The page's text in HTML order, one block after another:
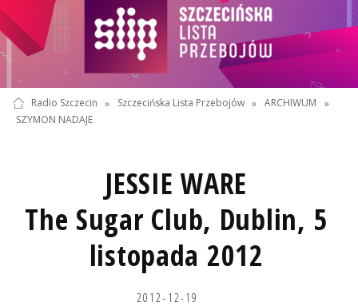
Radio Szczecin » Szczecińska Lista Przebojów » ARCHIWUM
»
SZYMON NADAJE
JESSIE WARE
The Sugar Club, Dublin, 5
listopada 2012
2012-12-19